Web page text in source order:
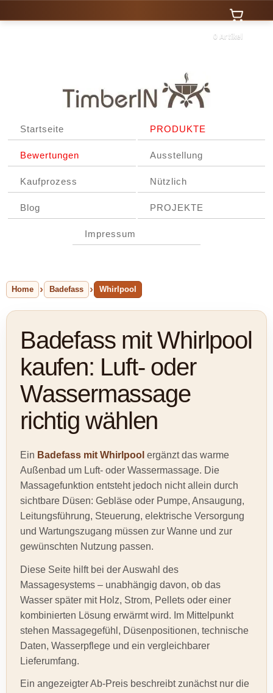
0 Artikel
Startseite PRODUKTE
Bewertungen Ausstellung
Kaufprozess Nützlich
Blog PROJEKTE
Impressum
Home Badefass Whirlpool
Badefass mit Whirlpool
kaufen: Luft- oder
Wassermassage
richtig wählen
Ein Badefass mit Whirlpool ergänzt das warme
Außenbad um Luft- oder Wassermassage. Die
Massagefunktion entsteht jedoch nicht allein durch
sichtbare Düsen: Gebläse oder Pumpe, Ansaugung,
Leitungsführung, Steuerung, elektrische Versorgung
und Wartungszugang müssen zur Wanne und zur
gewünschten Nutzung passen.
Diese Seite hilft bei der Auswahl des
Massagesystems – unabhängig davon, ob das
Wasser später mit Holz, Strom, Pellets oder einer
kombinierten Lösung erwärmt wird. Im Mittelpunkt
stehen Massagegefühl, Düsenpositionen, technische
Daten, Wasserpflege und ein vergleichbarer
Lieferumfang.
Ein angezeigter Ab-Preis beschreibt zunächst nur die